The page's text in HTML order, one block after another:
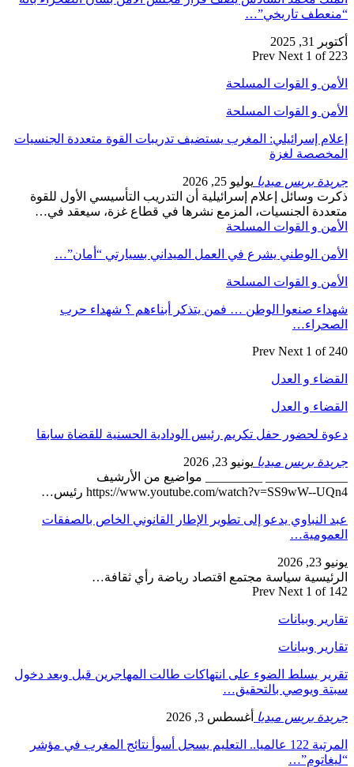
“منعطف تاريخي”…
أكتوبر 31, 2025
Prev Next 1 of 223
الأمن و القوات المسلحة
الأمن و القوات المسلحة
إعلام إسرائيلي: المغرب يستضيف تدريبات القوة متعددة الجنسيات
المخصصة لغزة
جريدة بريس ميديا يوليو 25, 2026
ذكرت وسائل إعلام إسرائيلية أن التدريب التأسيسي الأول للقوة
متعددة الجنسيات، المزمع نشرها في قطاع غزة، سيعقد في…
الأمن و القوات المسلحة
الأمن الوطني يشرع في العمل الميداني بسيارتي “أمان”…
الأمن و القوات المسلحة
شهداء صنعوا الوطن … فمن يتذكر أبناءهم ؟ شهداء حرب
الصحراء…
Prev Next 1 of 240
القضاء و العدل
القضاء و العدل
دعوة لحضور حفل تكريم رئيس الودادية الحسنية للقضاة سابقا
جريدة بريس ميديا يونيو 23, 2026
_____________ _________ مواضيع من الأرشيف
https://www.youtube.com/watch?v=SS9wW--UQn4 رئيس…
عبد النباوي يدعو إلى تطوير الإطار القانوني الخاص بالصفقات
العمومية…
يونيو 23, 2026
الرئيسية سياسة مجتمع اقتصاد رياضة رأي ثقافة…
Prev Next 1 of 142
تقارير وبيانات
تقارير وبيانات
تقرير يسلط الضوء على انتهاكات طالت المهاجرين قبل وبعد دخول
سبتة ويوصي بالتحقيق…
جريدة بريس ميديا أغسطس 3, 2026
المرتبة 122 عالميا.. التعليم يسجل أسوأ نتائج المغرب في مؤشر
“ليغاتوم”…